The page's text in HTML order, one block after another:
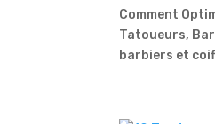
Comment
Tatoueurs,
barbiers et